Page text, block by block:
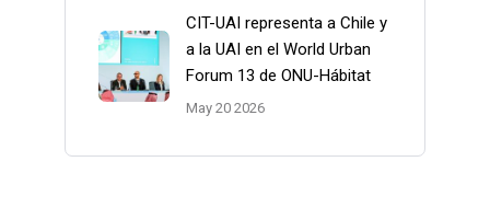
CIT-UAI representa a Chile y
a la UAI en el World Urban
Forum 13 de ONU-Hábitat
May 20 2026